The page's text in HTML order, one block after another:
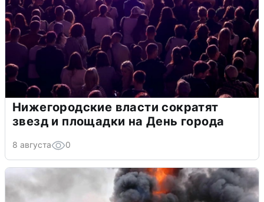
Нижегородские власти сократят
звезд и площадки на День города
8 августа 0